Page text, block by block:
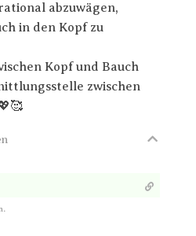
abzuwägen,
in den Kopf zu
Kopf und Bauch
zwischen